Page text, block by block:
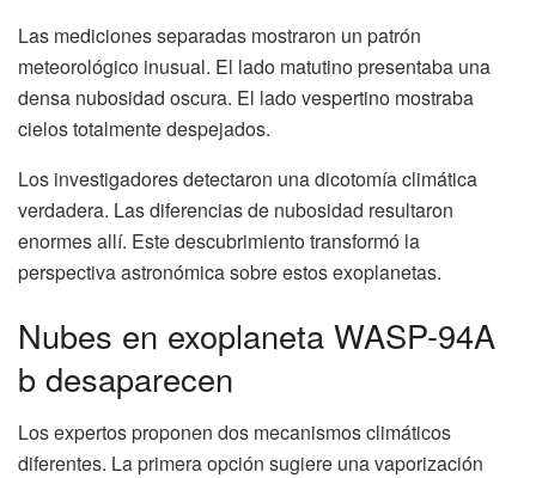
Las mediciones separadas mostraron un patrón
meteorológico inusual. El lado matutino presentaba una
densa nubosidad oscura. El lado vespertino mostraba
cielos totalmente despejados.
Los investigadores detectaron una dicotomía climática
verdadera. Las diferencias de nubosidad resultaron
enormes allí. Este descubrimiento transformó la
perspectiva astronómica sobre estos exoplanetas.
Nubes en exoplaneta WASP-94A
b desaparecen
Los expertos proponen dos mecanismos climáticos
diferentes. La primera opción sugiere una vaporización